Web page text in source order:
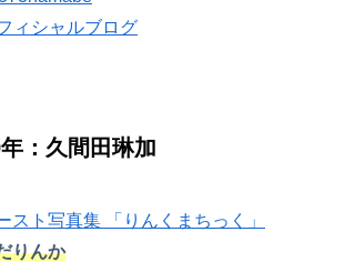
ィシャルブログ
：久間田琳加
スト写真集 「りんくまちっく」
りんか